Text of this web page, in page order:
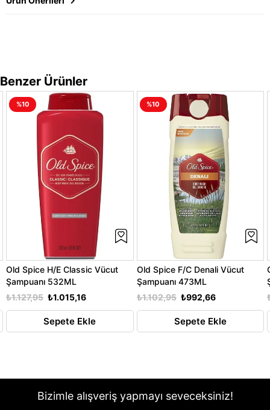
Benzer Ürünler
Old Spice H/E Classic Vücut
Şampuanı 532ML
₺1.015,16
₺1.127,95
Sepete Ekle
%10
Old Spice F/C Denali Vücut
Şampuanı 473ML
₺992,66
₺1.102,95
Sepete Ekle
%10
Bizimle alışveriş yapmayı seveceksiniz!